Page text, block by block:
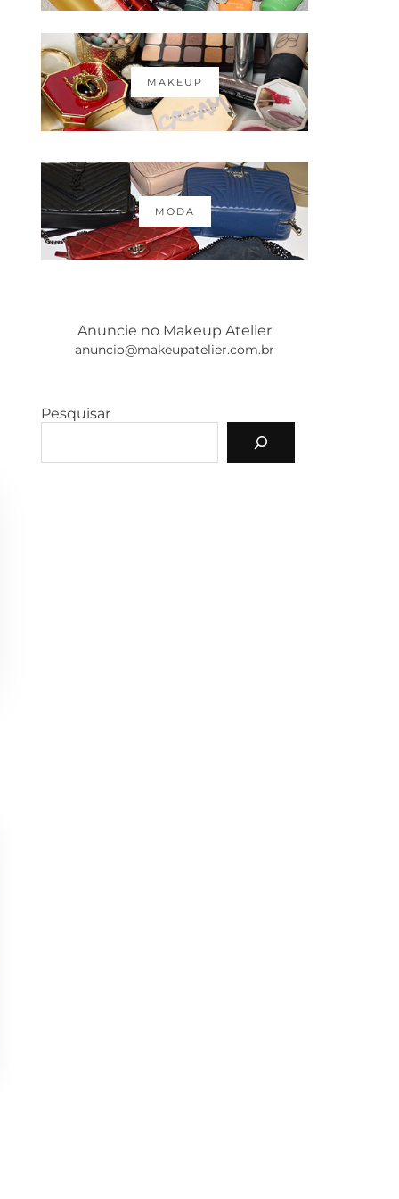
MAKEUP
MODA
Anuncie no Makeup Atelier
anuncio@makeupatelier.com.br
Pesquisar